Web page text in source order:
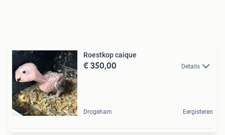
Roestkop caique
€ 350,00 Details
Drogeham Eergisteren